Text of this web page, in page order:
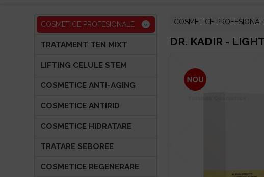
COSMETICE PROFESIONALE
TRATAMENT TEN MIXT
LIFTING CELULE STEM
COSMETICE ANTI-AGING
COSMETICE ANTIRID
COSMETICE HIDRATARE
TRATARE SEBOREE
COSMETICE REGENERARE
COSMETICE
DR. KADIR -